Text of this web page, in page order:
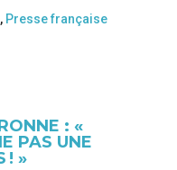
, Presse française
: «
PAS UNE
! »